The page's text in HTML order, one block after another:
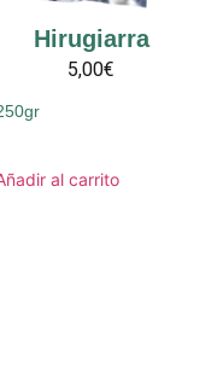
Hirugiarra
5,00€
al carrito